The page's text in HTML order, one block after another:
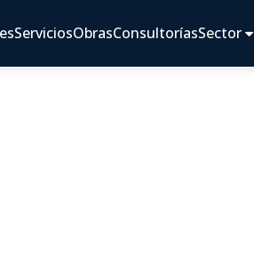
ServiciosObrasConsultoríasSector